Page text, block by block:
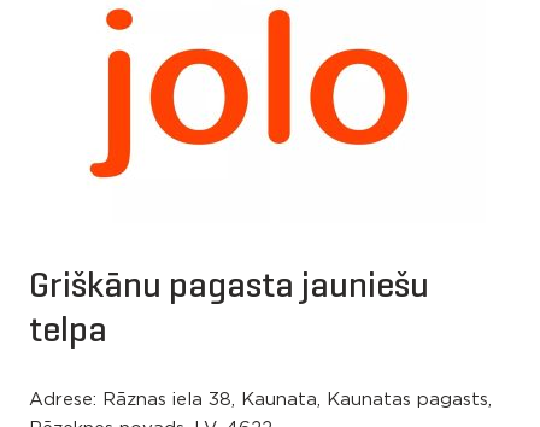
Griškānu pagasta jauniešu
telpa
Adrese: Rāznas iela 38, Kaunata, Kaunatas pagasts,